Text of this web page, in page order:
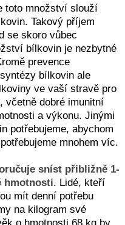
toto množství slouží
Takový příjem
se skoro vůbec
bílkovin je nezbytné
prevence
bílkovin ale
ve vaší stravě pro
včetně dobré imunitní
a výkonu. Jinými
potřebujeme, abychom
mnohem víc.
sníst přibližně 1-
hmotnosti. Lidé, kteří
mít denní potřebu
na kilogram své